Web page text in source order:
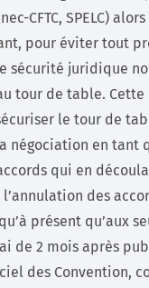
CFTC, SPELC) alors
pour éviter tout
sécurité juridique
tour de table.
le tour de
négociation en tant
qui en
des
présent qu’aux
de 2 mois après
des Convention,